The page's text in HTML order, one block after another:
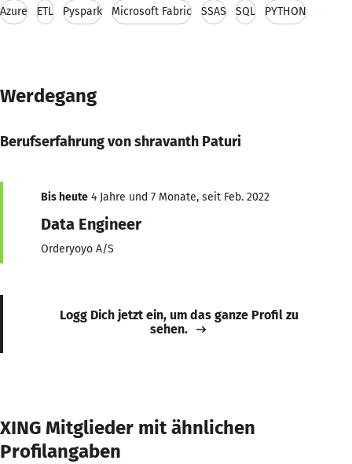
Azure ETL Pyspark Microsoft Fabric SSAS SQL PYTHON
Werdegang
Berufserfahrung von shravanth Paturi
Bis heute 4 Jahre und 7 Monate, seit Feb. 2022
Data Engineer
Orderyoyo A/S
Logg Dich jetzt ein, um das ganze Profil zu
sehen.
XING Mitglieder mit ähnlichen
Profilangaben